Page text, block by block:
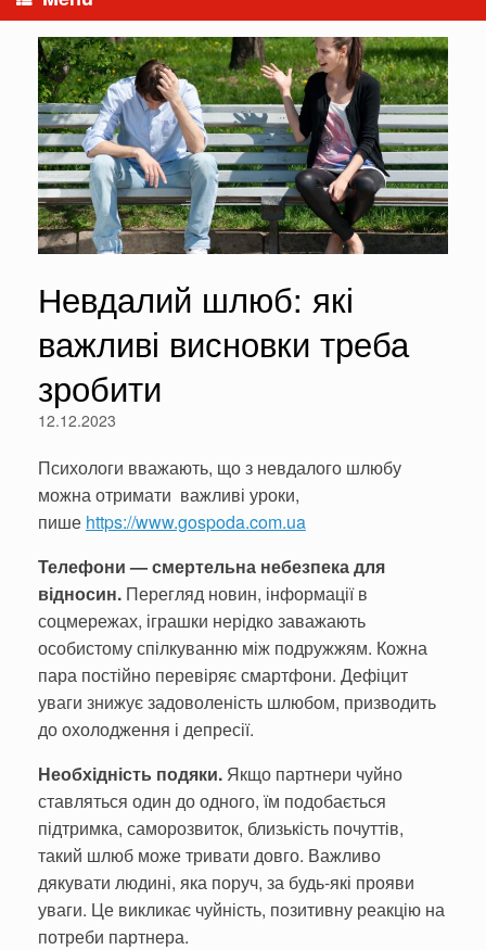
Невдалий шлюб: які
важливі висновки треба
зробити
12.12.2023
Психологи вважають, що з невдалого шлюбу
можна отримати важливі уроки,
пише https://www.gospoda.com.ua
Телефони — смертельна небезпека для
відносин. Перегляд новин, інформації в
соцмережах, іграшки нерідко заважають
особистому спілкуванню між подружжям. Кожна
пара постійно перевіряє смартфони. Дефіцит
уваги знижує задоволеність шлюбом, призводить
до охолодження і депресії.
Необхідність подяки. Якщо партнери чуйно
ставляться один до одного, їм подобається
підтримка, саморозвиток, близькість почуттів,
такий шлюб може тривати довго. Важливо
дякувати людині, яка поруч, за будь-які прояви
уваги. Це викликає чуйність, позитивну реакцію на
потреби партнера.